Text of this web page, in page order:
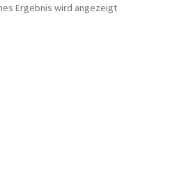
Ergebnis wird angezeigt